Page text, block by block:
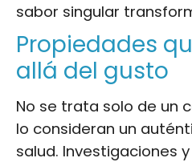
sabor singular
Propiedades
allá del gusto
No se trata solo de un
lo consideran un
salud. Investigaciones